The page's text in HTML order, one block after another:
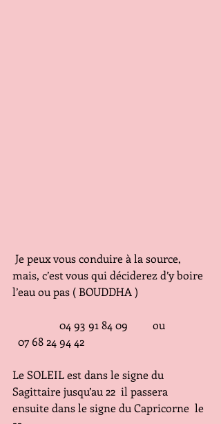
mais, c’est vous qui déciderez d’y boire
l’eau ou pas ( BOUDDHA )
  07 68 24 94 42
Le SOLEIL est dans le signe du
Sagittaire jusqu’au 22  il passera
ensuite dans le signe du Capricorne  le